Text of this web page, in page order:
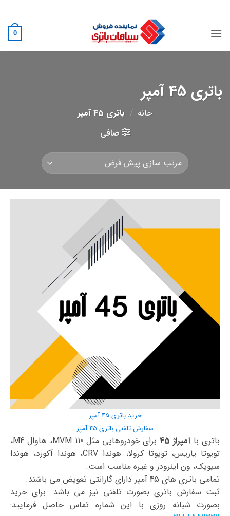
content
0
باتری 45 آمپر
خانه / باتری 45 آمپر
صافی
خرید باتری 45 آمپر
سفارش تلفنی باتری 45 آمپر
باتری با آمپراژ 45
برای خودروهایی مثل MVM 110، هاوال M4،
تویوتا یاریس، تویوتا کرولا، هوندا CRV، هوندا آکورد، هوندا
سیویک، ون اینرودز و غیره مناسب است.
تمامی باتری های 45 آمپر دارای گارانتی تعویض می باشند.
ثبت سفارش باتری بصورت تلفنی نیز می باشد. برای خرید
بصورت شبانه روزی با این شماره تماس حاصل فرمایید: